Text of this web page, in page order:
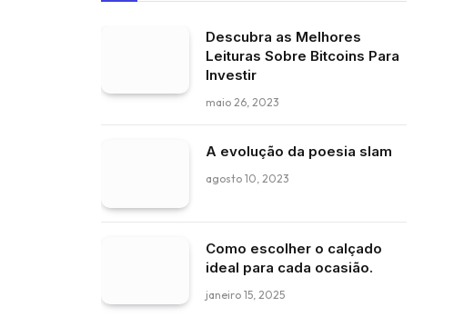
Descubra as Melhores
Leituras Sobre Bitcoins Para
Investir
maio 26, 2023
A evolução da poesia slam
agosto 10, 2023
Como escolher o calçado
ideal para cada ocasião.
janeiro 15, 2025